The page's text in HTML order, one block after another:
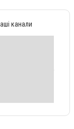
канали